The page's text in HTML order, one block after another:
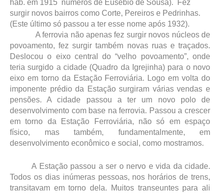
hab. em 1915 números de Eusébio de Sousa). Fez
surgir novos bairros como Corte, Pereiros e Pedrinhas.
(Este último só passou a ter esse nome após 1932).
A ferrovia não apenas fez surgir novos núcleos de
povoamento, fez surgir também novas ruas e traçados.
Deslocou o eixo central do “velho povoamento”, onde
teria surgido a cidade (Quadro da Igrejinha) para o novo
eixo em torno da Estação Ferroviária. Logo em volta do
imponente prédio da Estação surgiram várias vendas e
pensões. A cidade passou a ter um novo polo de
desenvolvimento com base na ferrovia. Passou a crescer
em torno da Estação Ferroviária, não só em espaço
físico, mas também, fundamentalmente, em
desenvolvimento econômico e social, como mostramos.
A Estação passou a ser o nervo e vida da cidade.
Todos os dias inúmeras pessoas, nos horários de trens,
transitavam em torno dela. Muitos transeuntes para ali